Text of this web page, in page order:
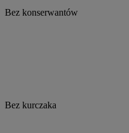
Bez konserwantów
Bez kurczaka